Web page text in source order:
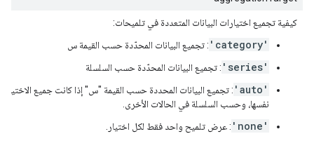
كيفية تجميع اختيارات البيانات المتعددة في تلميحات:
'category' : تجميع البيانات المحدّدة حسب القيمة س
'series' : تجميع البيانات المحدّدة حسب السلسلة
'auto'
نفسها، وحسب السلسلة في الحالات الأخرى.
'none' : عرض تلميح واحد فقط لكل اختيار.